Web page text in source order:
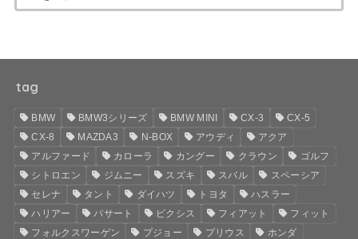
tag
BMW BMW3シリーズ BMW MINI CX-3
CX-5
CX-8
MAZDA3 N-BOX アウディ
アクア
アルファード
カローラ カングー クラウン
ゴルフ
シトロエン
ジムニー スズキ スバル
スペーシア
セレナ
タント ダイハツ トヨタ
ハスラー
ハリアー
パサート ピクシス フィアット
フィット
フォルクスワーゲン
プジョー プリウス
ホンダ